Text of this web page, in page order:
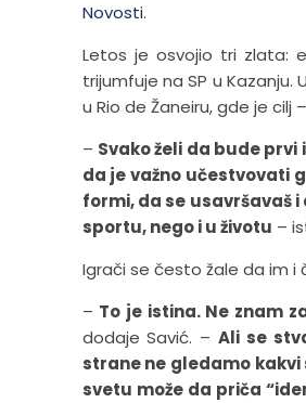
Novosti.
Letos je osvojio tri zlata:
trijumfuje na SP u Kazanju.
u Rio de Žaneiru, gde je cilj
– Svako želi da bude
da je važno učestvovati
formi, da se usavršavaš
sportu, nego i u životu –
Igrači se često žale da im i
– To je istina. Ne znam
dodaje Savić. –Ali se
strane ne gledamo kakvi
svetu može da priča